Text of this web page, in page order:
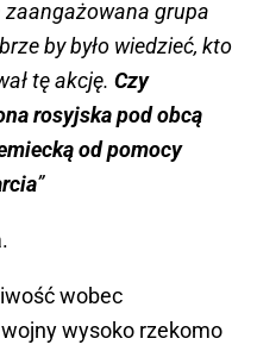
zaangażowana grupa
by było wiedzieć, kto
tę akcję. Czy
rosyjska pod obcą
od pomocy
”
wobec
wysoko rzekomo